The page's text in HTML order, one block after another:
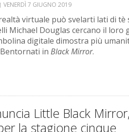
VENERDÌ 7 GIUGNO 2019
virtuale può svelarti lati di tè
Michael Douglas cercano il loro
digitale dimostra più
in Black Mirror.
Little Black
la stagione cinque